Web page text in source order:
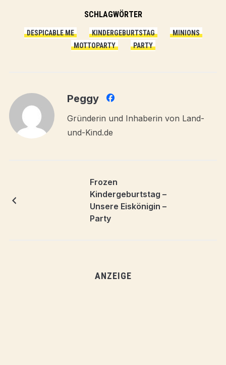
SCHLAGWÖRTER
DESPICABLE ME KINDERGEBURTSTAG
MINIONS
MOTTOPARTY
PARTY
Peggy
Gründerin und Inhaberin von Land-
und-Kind.de
Frozen
Kindergeburtstag –
Unsere Eiskönigin –
Party
ANZEIGE